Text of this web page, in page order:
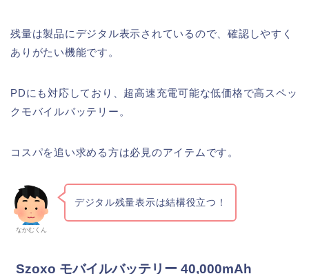
残量は製品にデジタル表示されているので、確認しやすく
ありがたい機能です。
PDにも対応しており、超高速充電可能な低価格で高スペッ
クモバイルバッテリー。
コスパを追い求める方は必見のアイテムです。
なかむくん
デジタル残量表示は結構役立つ！
Szoxo モバイルバッテリー 40,000mAh